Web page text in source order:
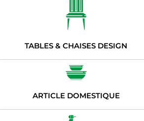
TABLES & CHAISES DESIGN
ARTICLE DOMESTIQUE